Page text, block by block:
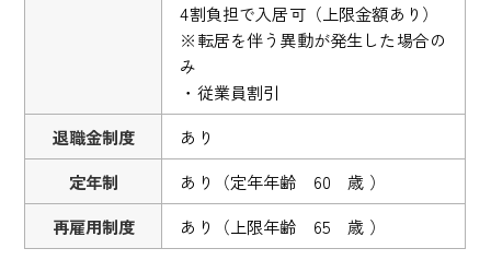
4割負担で入居可（上限金額あり）
※転居を伴う異動が発生した場合の
み
・従業員割引
退職金制度
あり
定年制
あり（定年年齢 60 歳 ）
再雇用制度
あり（上限年齢 65 歳 ）